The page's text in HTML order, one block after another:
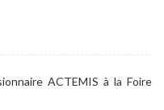
ACTEMIS à la Foire